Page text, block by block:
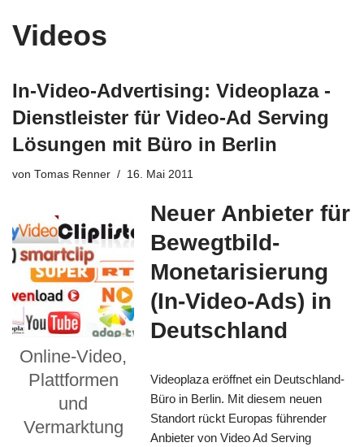
Videos
In-Video-Advertising: Videoplaza -
Dienstleister für Video-Ad Serving
Lösungen mit Büro in Berlin
von Tomas Renner 16. Mai 2011
Online-Video,
Plattformen
und
Vermarktung
Neuer Anbieter für
Bewegtbild-
Monetarisierung
(In-Video-Ads) in
Deutschland
Videoplaza eröffnet ein Deutschland-
Büro in Berlin. Mit diesem neuen
Standort rückt Europas führender
Anbieter von Video Ad Serving